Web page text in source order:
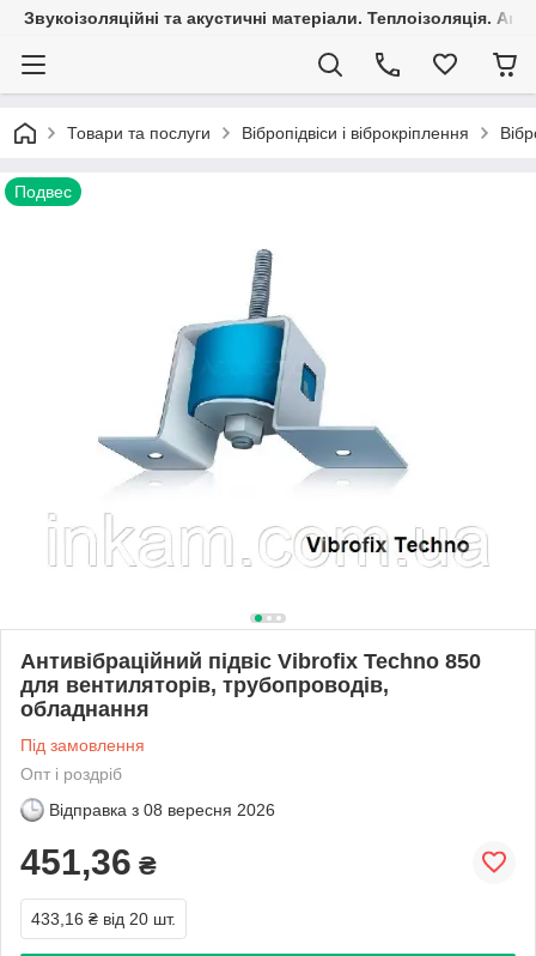
Звукоізоляційні та акустичні матеріали. Теплоізоляція.
Товари та послуги Вібропідвіси і віброкріплення
Подвес
Антивібраційний підвіс Vibrofix Techno 850
для вентиляторів, трубопроводів,
обладнання
Під замовлення
Опт і роздріб
Відправка з 08 вересня 2026
451,36 ₴
433,16 ₴ від 20 шт.